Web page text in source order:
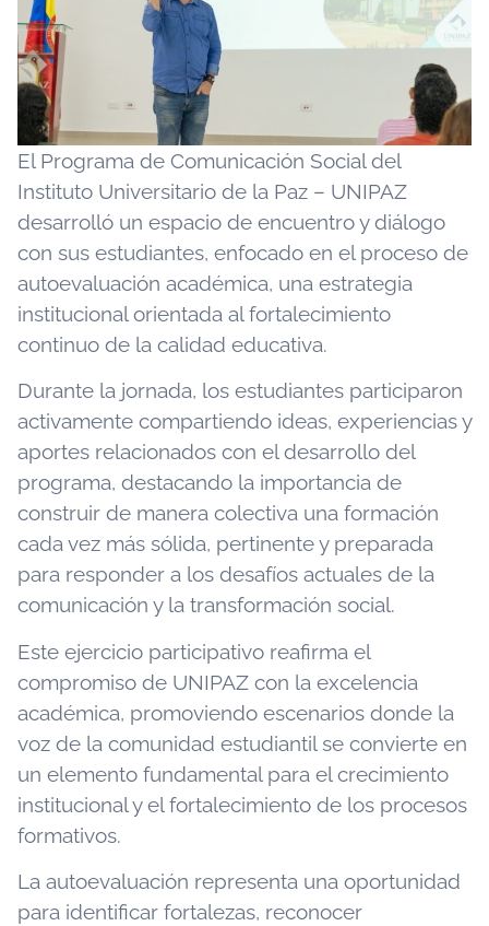
El Programa de Comunicación Social del
Instituto Universitario de la Paz – UNIPAZ
desarrolló un espacio de encuentro y diálogo
con sus estudiantes, enfocado en el proceso de
autoevaluación académica, una estrategia
institucional orientada al fortalecimiento
continuo de la calidad educativa.
Durante la jornada, los estudiantes participaron
activamente compartiendo ideas, experiencias y
aportes relacionados con el desarrollo del
programa, destacando la importancia de
construir de manera colectiva una formación
cada vez más sólida, pertinente y preparada
para responder a los desafíos actuales de la
comunicación y la transformación social.
Este ejercicio participativo reafirma el
compromiso de UNIPAZ con la excelencia
académica, promoviendo escenarios donde la
voz de la comunidad estudiantil se convierte en
un elemento fundamental para el crecimiento
institucional y el fortalecimiento de los procesos
formativos.
La autoevaluación representa una oportunidad
para identificar fortalezas, reconocer